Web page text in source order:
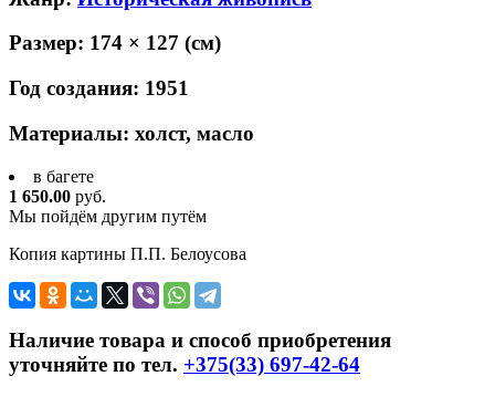
Размер: 174 × 127 (см)
Год создания: 1951
Материалы: холст, масло
в багете
1 650.00 руб.
Мы пойдём другим путём
Копия картины П.П. Белоусова
Наличие товара и способ приобретения
уточняйте по тел. +375(33) 697-42-64